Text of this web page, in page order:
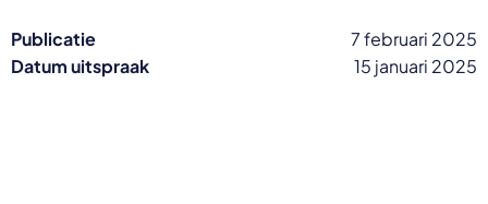
Publicatie
7 februari 2025
Datum uitspraak
15 januari 2025